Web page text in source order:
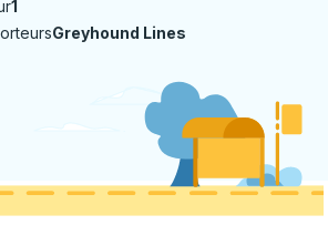
1
Greyhound Lines